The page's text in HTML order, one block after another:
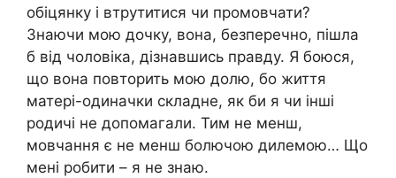
обіцянку і втрутитися чи промовчати?
Знаючи мою дочку, вона, безперечно, пішла
б від чоловіка, дізнавшись правду. Я боюся,
що вона повторить мою долю, бо життя
матері-одиначки складне, як би я чи інші
родичі не допомагали. Тим не менш,
мовчання є не менш болючою дилемою… Що
мені робити – я не знаю.